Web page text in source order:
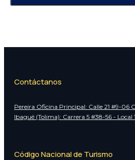
Contáctanos
Pereira Oficina Principal: Calle 21 #9-06
Ibagué (Tolima): Carrera 5 #38-56 -
Código Nacional de Turismo